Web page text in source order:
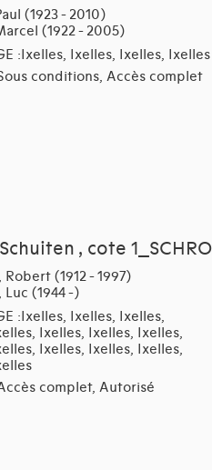
(1923 - 2010)
(1922 - 2005)
:Ixelles, Ixelles, Ixelles, Ixelles
conditions, Accès complet
, cote 1_SCHRO
(1912 - 1997)
(1944 -)
:Ixelles, Ixelles, Ixelles,
Ixelles, Ixelles, Ixelles,
Ixelles, Ixelles, Ixelles,
complet, Autorisé